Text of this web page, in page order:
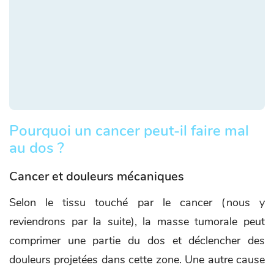
Pourquoi un cancer peut-il faire mal
au dos ?
Cancer et douleurs mécaniques
Selon le tissu touché par le cancer (nous y
reviendrons par la suite), la masse tumorale peut
comprimer une partie du dos et déclencher des
douleurs projetées dans cette zone. Une autre cause